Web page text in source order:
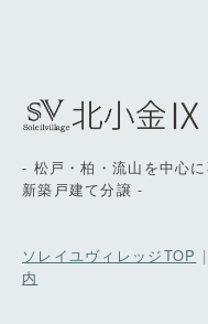
- 松戸・柏・流山を中心
新築戸建て分譲 -
ソレイユヴィレッジTOP |
内